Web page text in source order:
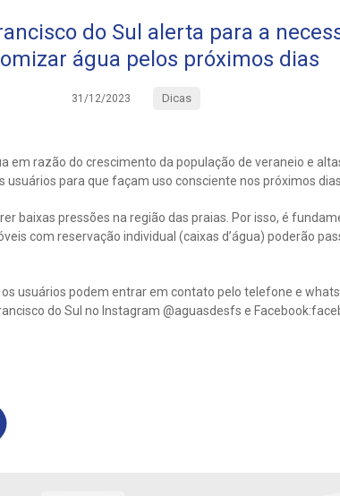
do Sul alerta para a
água pelos próximos dias
31/12/2023 Dicas
em razão do crescimento da população de veraneio e
usuários para que façam uso consciente nos próximos dias.
baixas pressões na região das praias. Por isso, é
com reservação individual (caixas d’água) poderão
usuários podem entrar em contato pelo telefone e
do Sul no Instagram @aguasdesfs e